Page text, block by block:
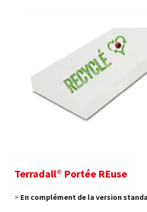
Terradall® Portée REuse
> En complément de la version